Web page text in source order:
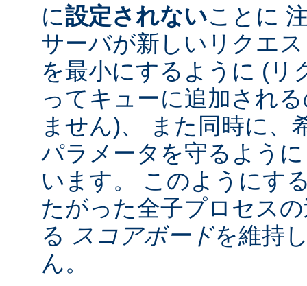
に設定されないことに
サーバが新しいリクエ
を最小にするように (リ
ってキューに追加され
ません)、 また同時に、
パラメータを守るよう
います。 このようにす
たがった全子プロセス
る スコアボードを維持
ん。